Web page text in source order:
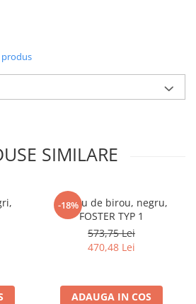
5 cm
Portanţa blatului mesei: 35 kg
SIMILARE
-18%
Fotoliu de birou, negru,
FOSTER TYP 1
573,75 Lei
470,48 Lei
ADAUGA IN COS